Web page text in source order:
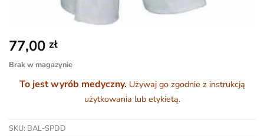
77,00 zł
Brak w magazynie
To jest wyrób medyczny. Używaj go zgodnie z instrukcją
użytkowania lub etykietą.
SKU: BAL-SPDD